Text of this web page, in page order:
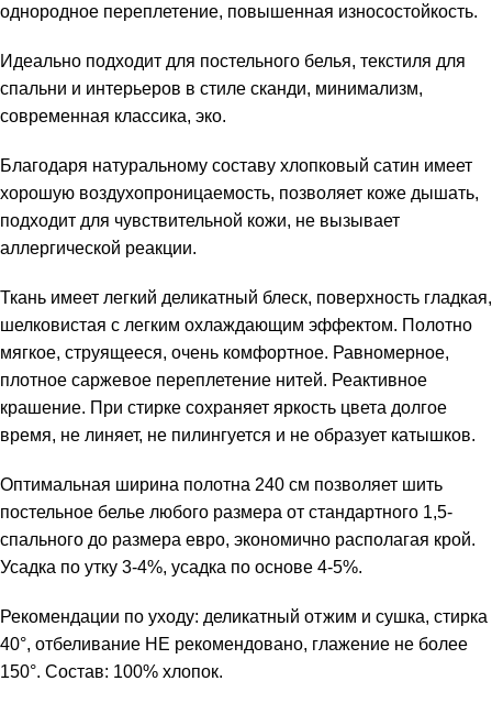
однородное переплетение, повышенная износостойкость.
Идеально подходит для постельного белья, текстиля для
спальни и интерьеров в стиле сканди, минимализм,
современная классика, эко.
Благодаря натуральному составу хлопковый сатин имеет
хорошую воздухопроницаемость, позволяет коже дышать,
подходит для чувствительной кожи, не вызывает
аллергической реакции.
Ткань имеет легкий деликатный блеск, поверхность гладкая,
шелковистая с легким охлаждающим эффектом. Полотно
мягкое, струящееся, очень комфортное. Равномерное,
плотное саржевое переплетение нитей. Реактивное
крашение. При стирке сохраняет яркость цвета долгое
время, не линяет, не пилингуется и не образует катышков.
Оптимальная ширина полотна 240 см позволяет шить
постельное белье любого размера от стандартного 1,5-
спального до размера евро, экономично располагая крой.
Усадка по утку 3-4%, усадка по основе 4-5%.
Рекомендации по уходу: деликатный отжим и сушка, стирка
40°, отбеливание НЕ рекомендовано, глажение не более
150°. Состав: 100% хлопок.